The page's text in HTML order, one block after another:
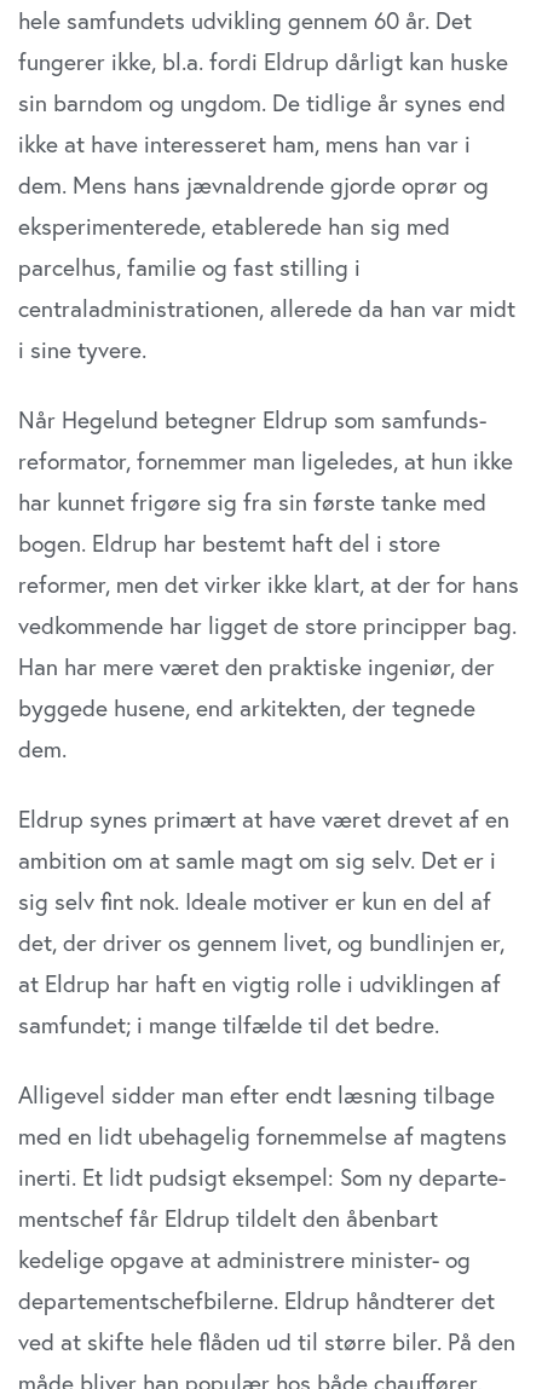
hele samfundets udvikling gennem 60 år. Det
fungerer ikke, bl.a. fordi Eldrup dårligt kan huske
sin barndom og ungdom. De tidlige år synes end
ikke at have interesseret ham, mens han var i
dem. Mens hans jævnaldrende gjorde oprør og
eksperimenterede, etablerede han sig med
parcelhus, familie og fast stilling i
centraladministrationen, allerede da han var midt
i sine tyvere.
Når Hegelund betegner Eldrup som samfunds­
reformator, fornemmer man ligeledes, at hun ikke
har kunnet frigøre sig fra sin første tanke med
bo­gen. Eldrup har bestemt haft del i store
reformer, men det virker ikke klart, at der for hans
vedkom­mende har ligget de store principper bag.
Han har mere været den praktiske ingeniør, der
byggede husene, end arkitekten, der tegnede
dem.
Eldrup synes primært at have været drevet af en
ambition om at samle magt om sig selv. Det er i
sig selv fint nok. Ideale motiver er kun en del af
det, der driver os gennem livet, og bundlinjen er,
at Eldrup har haft en vigtig rolle i udviklingen af
samfundet; i mange tilfælde til det bedre.
Alligevel sidder man efter endt læsning tilbage
med en lidt ubehagelig fornemmelse af magtens
inerti. Et lidt pudsigt eksempel: Som ny departe­
mentschef får Eldrup tildelt den åbenbart
kedelige opgave at administrere minister- og
departements­chefbilerne. Eldrup håndterer det
ved at skifte hele flåden ud til større biler. På den
måde bliver han populær hos både chauffører,